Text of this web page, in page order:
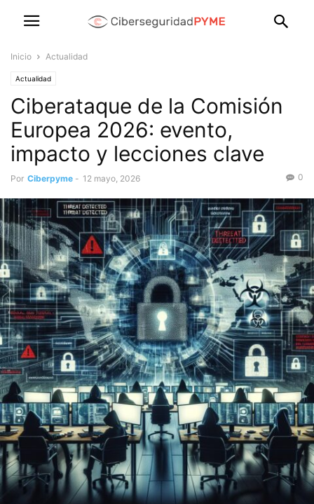
Inicio Actualidad
Actualidad
Ciberataque de la Comisión
Europea 2026: evento,
impacto y lecciones clave
Por Ciberpyme - 12 mayo, 2026 0